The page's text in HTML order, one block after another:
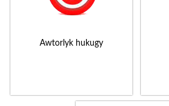
Awtorlyk hukugy